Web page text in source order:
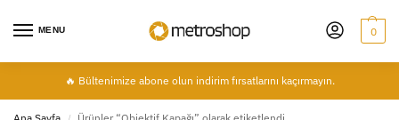
MENU 0
🔥 Bültenimize abone olun indirim fırsatlarını kaçırmayın.